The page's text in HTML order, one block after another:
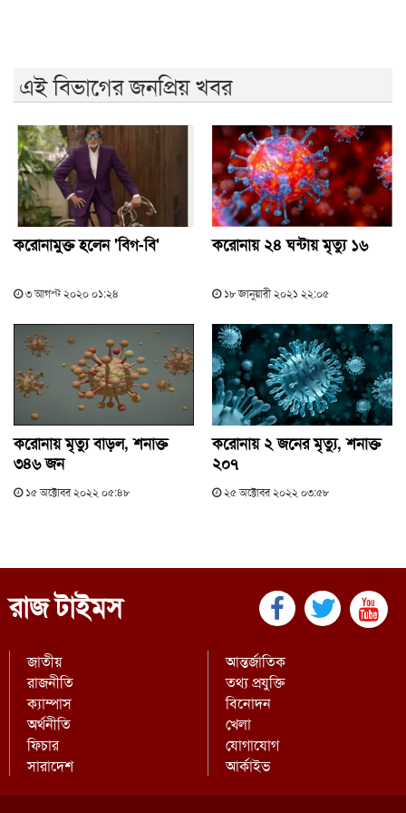
এই বিভাগের জনপ্রিয় খবর
করোনামুক্ত হলেন 'বিগ-বি'
৩ আগস্ট ২০২০ ০১:২৪
করোনায় ২৪ ঘন্টায় মৃত্যু ১৬
১৮ জানুয়ারী ২০২১ ২২:০৫
করোনায় মৃত্যু বাড়ল, শনাক্ত
৩৪৬ জন
১৫ অক্টোবর ২০২২ ০৫:৪৮
করোনায় ২ জনের মৃত্যু, শনাক্ত
২০৭
২৫ অক্টোবর ২০২২ ০৩:৫৮
রাজ টাইমস
জাতীয়
রাজনীতি
আন্তর্জাতিক
তথ্য প্রযুক্তি
ক্যাম্পাস
অর্থনীতি
বিনোদন
খেলা
ফিচার
সারাদেশ
যোগাযোগ
আর্কাইভ